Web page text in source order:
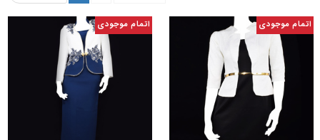
اتمام موجودی اتمام موجودی